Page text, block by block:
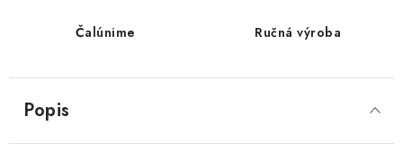
Čalúnime Ručná výroba
Popis